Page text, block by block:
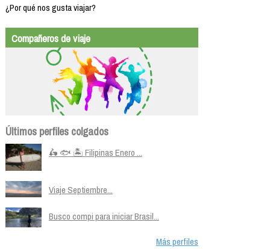
¿Por qué nos gusta viajar?
Compañeros de viaje
Últimos perfiles colgados
🛵 🐟 🏝️ Filipinas Enero ...
Viaje Septiembre...
Busco compi para iniciar Brasil...
Más perfiles